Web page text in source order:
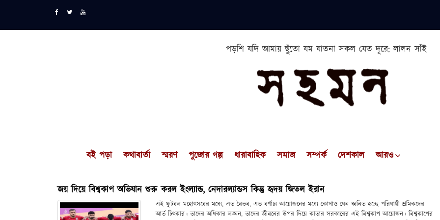
পড়শি যদি আমায় ছুঁতো যম যাতনা সকল যেত দূরে: লালন সাঁই
বই পড়া কথাবার্তা স্মরণ পুজোর গল্প ধারাবাহিক সমাজ সম্পর্ক দেশকাল আরও
জয় দিয়ে বিশ্বকাপ অভিযান শুরু করল ইংল্যান্ড, নেদারল্যান্ডস কিন্তু হৃদয় জিতল ইরান
এই ফুটবল মহোৎসবের মধ্যে, এত বৈভব, এত বর্ণাঢ্য আয়োজনের মধ্যে কোথাও যেন ধ্বনিত হচ্ছে পরিযায়ী শ্রমিকদের
আর্ত চিৎকার। তাদের অধিকার লঙ্ঘন, তাদের জীবনের ঊপর দিয়ে কাতার সরকারের এই বিশ্বকাপ আয়োজন। বিশ্বকাপের